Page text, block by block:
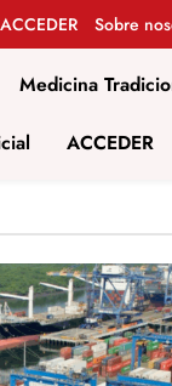
ACCEDER Sobre
Medicina
ACCEDER